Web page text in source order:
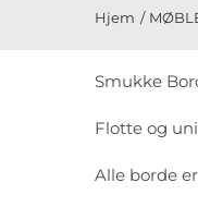
Hjem
Smukke
Flotte og
Alle borde